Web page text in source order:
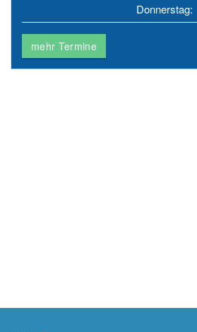
Donnerstag:
mehr Termine